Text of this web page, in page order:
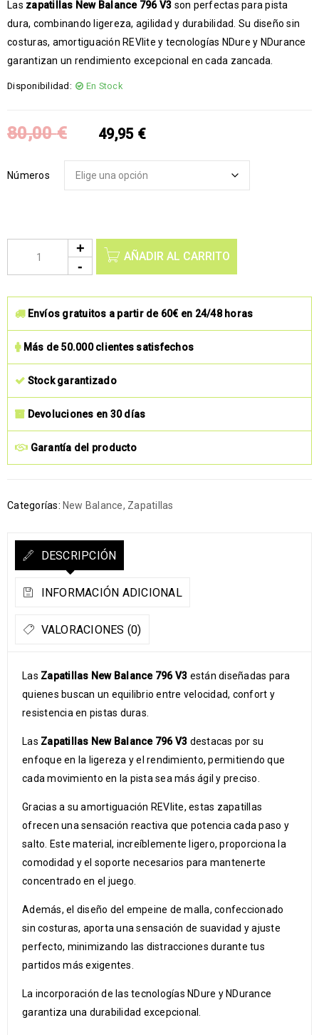
Las zapatillas New Balance 796 V3 son perfectas para pista
dura, combinando ligereza, agilidad y durabilidad. Su diseño sin
costuras, amortiguación REVlite y tecnologías NDure y NDurance
garantizan un rendimiento excepcional en cada zancada.
Disponibilidad: En Stock
80,00€ 49,95 €
Números
AÑADIR AL CARRITO
Envíos gratuitos a partir de 60€ en 24/48 horas
Más de 50.000 clientes satisfechos
Stock garantizado
Devoluciones en 30 días
Garantía del producto
Categorías: New Balance, Zapatillas
DESCRIPCIÓN
INFORMACIÓN ADICIONAL
VALORACIONES (0)
Las Zapatillas New Balance 796 V3 están diseñadas para
quienes buscan un equilibrio entre velocidad, confort y
resistencia en pistas duras.
Las Zapatillas New Balance 796 V3 destacas por su
enfoque en la ligereza y el rendimiento, permitiendo que
cada movimiento en la pista sea más ágil y preciso.
Gracias a su amortiguación REVlite, estas zapatillas
ofrecen una sensación reactiva que potencia cada paso y
salto. Este material, increíblemente ligero, proporciona la
comodidad y el soporte necesarios para mantenerte
concentrado en el juego.
Además, el diseño del empeine de malla, confeccionado
sin costuras, aporta una sensación de suavidad y ajuste
perfecto, minimizando las distracciones durante tus
partidos más exigentes.
La incorporación de las tecnologías NDure y NDurance
garantiza una durabilidad excepcional.